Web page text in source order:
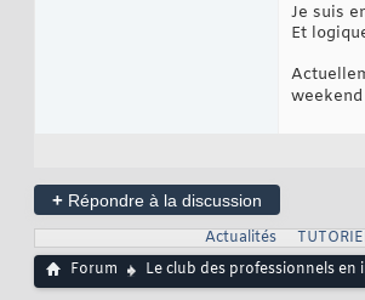
Je suis
Et
+ Répondre à la discussion
Actualités
Forum
Le club des professionnels